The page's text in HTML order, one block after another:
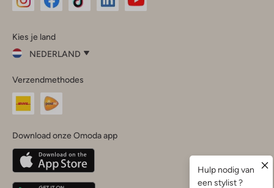
InstagramFacebook
Kies je land
NEDERLAND
je
land
Nederland
Belgique(Français)
Deutschland
Verzendmethodes
Download onze Omoda app